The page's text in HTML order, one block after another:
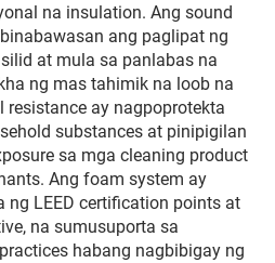
na insulation. Ang sound
ang paglipat ng
at mula sa panlabas na
ng mas tahimik na loob na
ay nagpoprotekta
substances at pinipigilan
sa mga cleaning product
Ang foam system ay
ng LEED certification points at
na sumusuporta sa
habang nagbibigay ng